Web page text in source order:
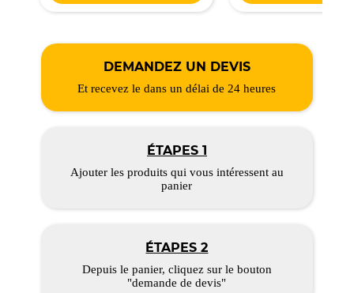
DEMANDEZ UN DEVIS
Et recevez le dans un délai de 24 heures
ÉTAPES 1
Ajouter les produits qui vous intéressent au
panier
ÉTAPES 2
Depuis le panier, cliquez sur le bouton
"demande de devis"